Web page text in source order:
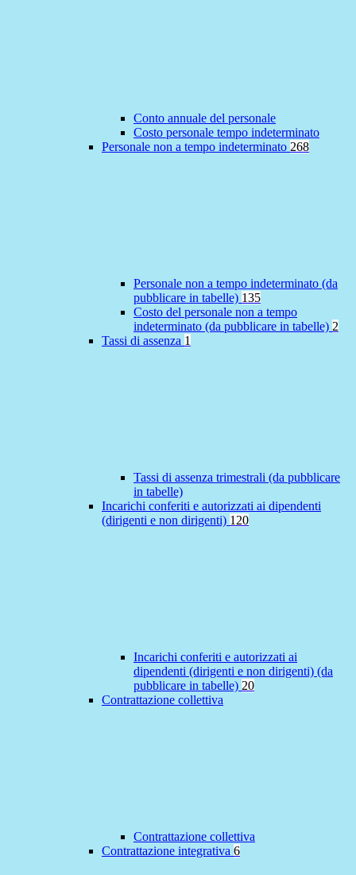
Conto annuale del personale
Costo personale tempo indeterminato
Personale non a tempo indeterminato 268
Personale non a tempo indeterminato (da
pubblicare in tabelle) 135
Costo del personale non a tempo
indeterminato (da pubblicare in tabelle) 2
Tassi di assenza 1
Tassi di assenza trimestrali (da pubblicare
in tabelle)
Incarichi conferiti e autorizzati ai dipendenti
(dirigenti e non dirigenti) 120
Incarichi conferiti e autorizzati ai
dipendenti (dirigenti e non dirigenti) (da
pubblicare in tabelle) 20
Contrattazione collettiva
Contrattazione collettiva
Contrattazione integrativa 6